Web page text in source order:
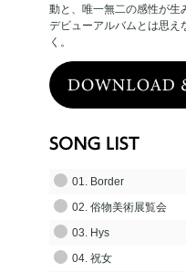
動と、唯一無二の感性が生
デビューアルバムとは思え
く。
01. Border
02. 俗物美術展覧会
03. Hys
04. 祝女